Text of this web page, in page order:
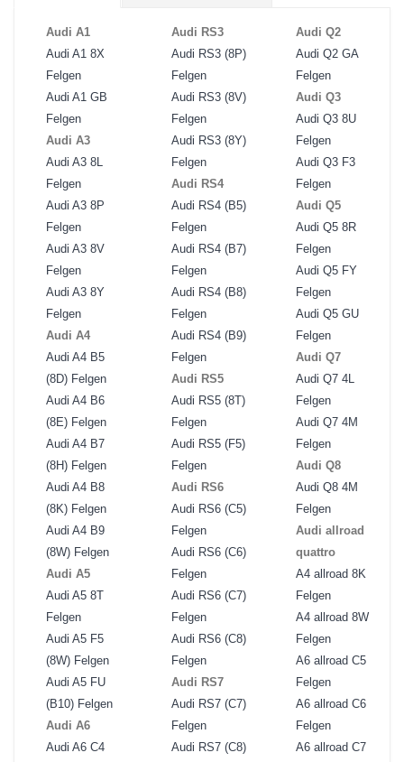
Audi A1
Audi A1 8X
Felgen
Audi A1 GB
Felgen
Audi A3
Audi A3 8L
Felgen
Audi A3 8P
Felgen
Audi A3 8V
Felgen
Audi A3 8Y
Felgen
Audi A4
Audi A4 B5
(8D) Felgen
Audi A4 B6
(8E) Felgen
Audi A4 B7
(8H) Felgen
Audi A4 B8
(8K) Felgen
Audi A4 B9
(8W) Felgen
Audi A5
Audi A5 8T
Felgen
Audi A5 F5
(8W) Felgen
Audi A5 FU
(B10) Felgen
Audi A6
Audi A6 C4
Audi RS3
Audi RS3 (8P)
Felgen
Audi RS3 (8V)
Felgen
Audi RS3 (8Y)
Felgen
Audi RS4
Audi RS4 (B5)
Felgen
Audi RS4 (B7)
Felgen
Audi RS4 (B8)
Felgen
Audi RS4 (B9)
Felgen
Audi RS5
Audi RS5 (8T)
Felgen
Audi RS5 (F5)
Felgen
Audi RS6
Audi RS6 (C5)
Felgen
Audi RS6 (C6)
Felgen
Audi RS6 (C7)
Felgen
Audi RS6 (C8)
Felgen
Audi RS7
Audi RS7 (C7)
Felgen
Audi RS7 (C8)
Audi Q2
Audi Q2 GA
Felgen
Audi Q3
Audi Q3 8U
Felgen
Audi Q3 F3
Felgen
Audi Q5
Audi Q5 8R
Felgen
Audi Q5 FY
Felgen
Audi Q5 GU
Felgen
Audi Q7
Audi Q7 4L
Felgen
Audi Q7 4M
Felgen
Audi Q8
Audi Q8 4M
Felgen
Audi allroad
quattro
A4 allroad 8K
Felgen
A4 allroad 8W
Felgen
A6 allroad C5
Felgen
A6 allroad C6
Felgen
A6 allroad C7